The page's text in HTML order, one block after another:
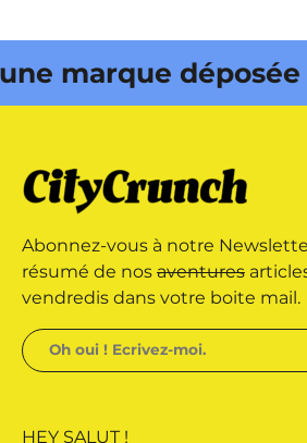
marque déposée •
marque déposée •
édité par Buena
Abonnez-vous à notre
résumé de nos aventures
vendredis dans votre boite mail.
HEY SALUT !